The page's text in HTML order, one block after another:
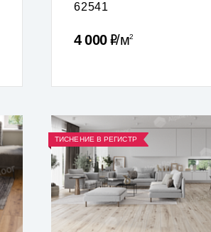
62541
4 000Р м2
ТИСНЕНИЕ В РЕГИСТР